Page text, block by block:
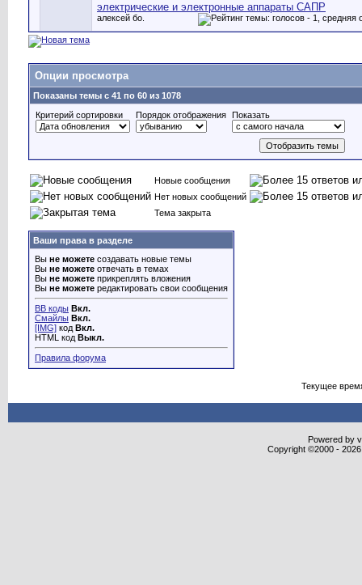
электрические и электронные аппараты САПР
алексей бо.
Опции просмотра
Показаны темы с 41 по 60 из 1078
Критерий сортировки
Порядок отображения Показать
Новые сообщения
Нет новых сообщений
Тема закрыта
Ваши права в разделе
Вы не можете создавать новые темы
Вы не можете отвечать в темах
Вы не можете прикреплять вложения
Вы не можете редактировать свои сообщения
BB коды Вкл.
Смайлы Вкл.
[IMG] код Вкл.
HTML код Выкл.
Правила форума
Текущее
Powered by
Copyright ©2000 -